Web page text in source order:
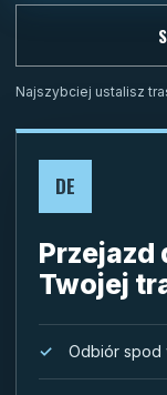
Najszybciej ustalisz
DE
Przejazd
Twojej
Odbiór spod